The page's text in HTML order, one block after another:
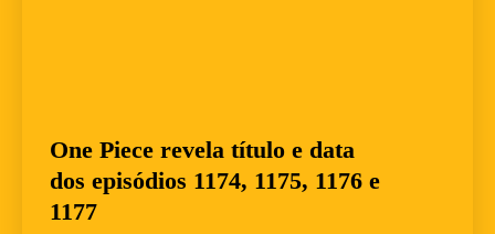
One Piece revela título e data
dos episódios 1174, 1175, 1176 e
1177